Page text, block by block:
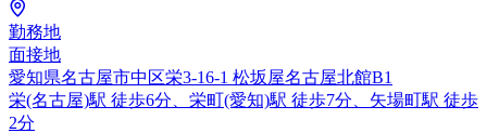
勤務地
面接地
愛知県名古屋市中区栄3-16-1 松坂屋名古屋北館B1
栄(名古屋)駅 徒歩6分、栄町(愛知)駅 徒歩7分、矢場町駅 徒歩
2分